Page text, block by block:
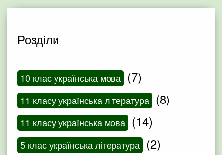
Розділи
10 клас українська мова (7)
11 класу українська література (8)
11 класу українська мова (14)
5 клас українська література (2)